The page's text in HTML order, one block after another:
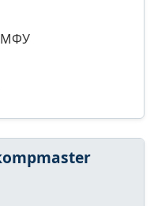
МФУ